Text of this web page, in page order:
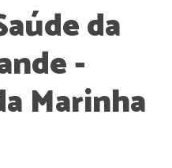
da
-
Marinha